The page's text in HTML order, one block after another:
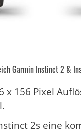
Garmin Instinct 2 &
x 156 Pixel
2s eine